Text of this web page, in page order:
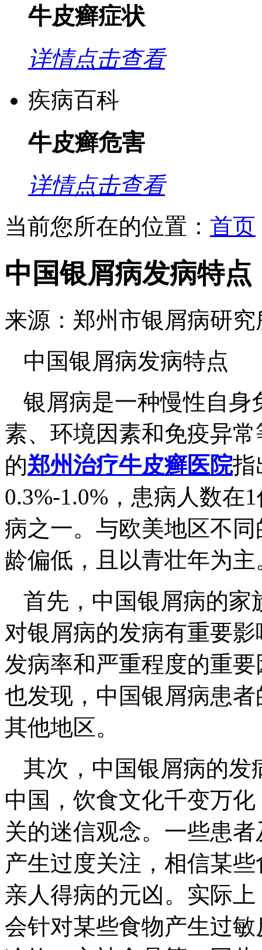
牛皮癣症状
详情点击查看
疾病百科
牛皮癣危害
详情点击查看
当前您所在的位置： 首页
中国银屑病发病特点
来源：郑州市银屑病研
中国银屑病发病特点
银屑病是一种慢性自身
素、环境因素和免疫异
的郑州治疗牛皮癣医院指
0.3%-1.0%，患病人数在
病之一。与欧美地区不
龄偏低，且以青壮年为主
首先，中国银屑病的家
对银屑病的发病有重要
发病率和严重程度的重
也发现，中国银屑病患
其他地区。
其次，中国银屑病的发
中国，饮食文化千变万
关的迷信观念。一些患
产生过度关注，相信某
亲人得病的元凶。实际
会针对某些食物产生过